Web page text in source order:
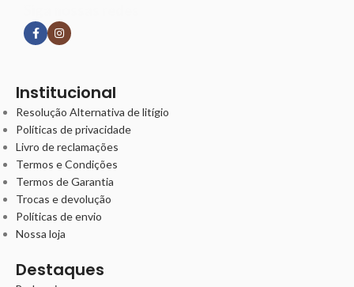
Institucional
Resolução Alternativa de litígio
Políticas de privacidade
Livro de reclamações
Termos e Condições
Termos de Garantia
Trocas e devolução
Políticas de envio
Nossa loja
Destaques